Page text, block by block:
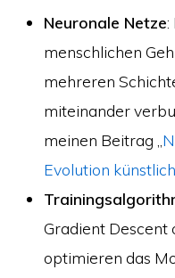
Neuronale Netze:
menschlichen
mehreren
miteinander
meinen Beitrag „
Evolution
Gradient Descent
optimieren das